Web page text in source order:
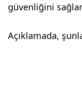
güvenliğini
Açıklamada,